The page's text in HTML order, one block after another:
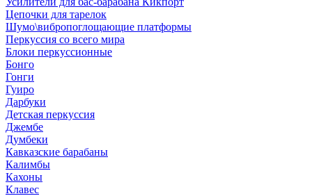
Цепочки для тарелок
Шумо\вибропоглощающие платформы
Перкуссия со всего мира
Блоки перкуссионные
Бонго
Гонги
Гуиро
Дарбуки
Детская перкуссия
Джембе
Думбеки
Кавказские барабаны
Калимбы
Кахоны
Клавес